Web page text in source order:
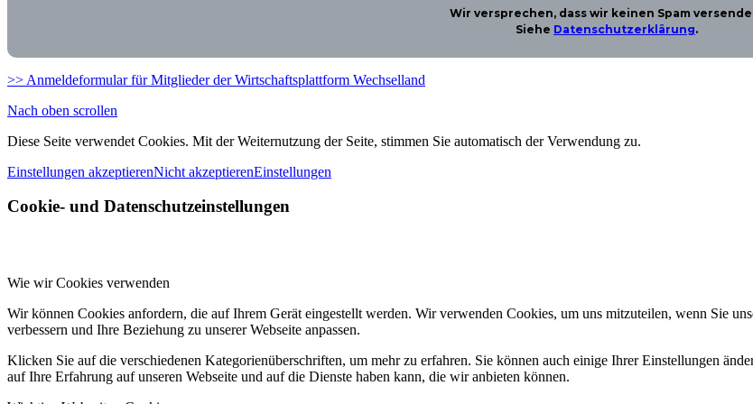
Wir versprechen, dass wir keinen Spam
Siehe Datenschutzerklärung.
>> Anmeldeformular für Mitglieder der Wirtschaftsplattform Wechselland
Nach oben scrollen
Diese Seite verwendet Cookies. Mit der Weiternutzung der Seite, stimmen Sie automatisch der Verwendung zu.
Einstellungen akzeptierenNicht akzeptierenEinstellungen
Cookie- und Datenschutzeinstellungen
Wie wir Cookies verwenden
Wir können Cookies anfordern, die auf Ihrem Gerät eingestellt werden. Wir verwenden Cookies, um uns mitzuteilen, wenn Sie
verbessern und Ihre Beziehung zu unserer Webseite anpassen.
Klicken Sie auf die verschiedenen Kategorienüberschriften, um mehr zu erfahren. Sie können auch einige Ihrer Einstellungen
auf Ihre Erfahrung auf unseren Webseite und auf die Dienste haben kann, die wir anbieten können.